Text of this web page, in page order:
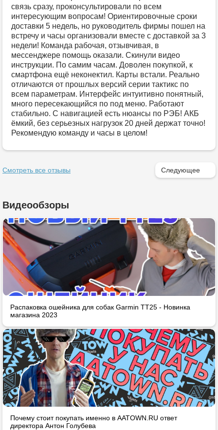
связь сразу, проконсультировали по всем
интересующим вопросам! Ориентировочные сроки
доставки 5 недель, но руководитель фирмы пошел на
встречу и часы организовали вместе с доставкой за 3
недели! Команда рабочая, отзывчивая, в
мессенджере помощь оказали. Скинули видео
инструкции. По самим часам. Доволен покупкой, к
смартфона ещё неконектил. Карты встали. Реально
отличаются от прошлых версий серии тактикс по
всем параметрам. Интерфейс интуитивно понятный,
много пересекающийся по под меню. Работают
стабильно. С навигацией есть нюансы по РЭБ! АКБ
ёмкий, без серьезных нагрузок 20 дней держат точно!
Рекомендую команду и часы в целом!
Смотреть все отзывы Следующее
Видеообзоры
Распаковка ошейника для собак Garmin TT25 - Новинка
магазина 2023
Почему стоит покупать именно в AATOWN.RU ответ
директора Антон Голубева